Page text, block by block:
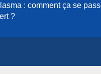
: comment ça se
?